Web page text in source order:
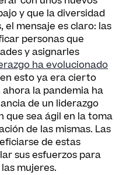
y que la diversidad
el mensaje es claro: las
personas que
y asignarles
ha evolucionado
esto ya era cierto
ahora la pandemia ha
de un liderazgo
que sea ágil en la toma
de las mismas. Las
de estas
sus esfuerzos para
mujeres.